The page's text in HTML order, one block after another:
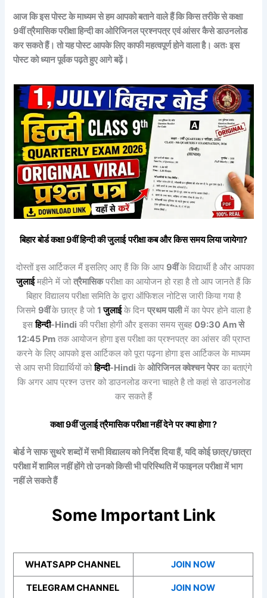
आज कि इस पोस्ट के माध्यम से हम आपको बताने वाले हैं कि किस तरीके से कक्षा
9वींत्रैमासिकपरीक्षाहिन्दीका ओरिजिनल प्रश्नपत्र एवं आंसर कैसे डाउनलोड
कर सकते हैं। तो यह पोस्ट आपके लिए काफी महत्वपूर्ण होने वाला है। अतः इस
पोस्ट को ध्यान पूर्वक पढ़ते हुए आगे बढ़ें।
बिहार बोर्ड कक्षा 9वींहिन्दीकीजुलाई परीक्षा कब और किस समय लिया जायेगा?
दोस्तों इस आर्टिकल मैं इसलिए आए हैं कि कि आप 9वींके विद्यार्थी है और आपका
जुलाईमहीने में जोत्रैमासिकपरीक्षा का आयोजन हो रहा है तो आप जानते हैं कि
बिहार विद्यालय परीक्षा समिति के द्वारा ऑफिशल नोटिस जारी किया गया है
जिसमे 9वींके छात्र है जो1जुलाईके दिन प्रथम पालीमें का पेपर होने वाला है
इसहिन्दी-Hindi की परीक्षा होगी और इसका समय सुबह09:30 Am से
12:45 Pm तक आयोजन होगा इस परीक्षा का प्रश्नपत्र का आंसर की प्राप्त
करने के लिए आपको इस आर्टिकल को पूरा पढ़ना होगा इस आर्टिकल के माध्यम
से आप सभी विद्यार्थियों कोहिन्दी-Hindi केओरिजिनल क्वेश्चन पेपरका बताएंगे
कि अगर आप प्रश्न उत्तर को डाउनलोड करना चाहते है तो कहां से डाउनलोड
कर सकते हैं
कक्षा 9वींजुलाईत्रैमासिकपरीक्षा नहीं देने पर क्या होगा ?
बोर्ड ने साफ सुथरे शब्दों में सभी विद्यालय को निर्देश दिया हैं, यदि कोई छात्र/छात्रा
परीक्षा में शामिल नहीं होंगे तो उनको किसी भी परिस्थिति में फाइनल परीक्षा में भाग
नहीं ले सकते हैं
Some Important Link
WHATSAPP CHANNEL JOIN NOW
TELEGRAM CHANNEL JOIN NOW